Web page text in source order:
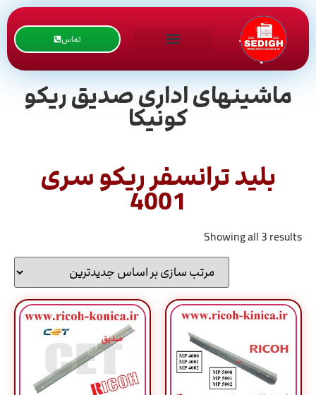
تماس
ماشینهای اداری صدیق ریکو
کونیکا
بلید ترانسفر ریکو سری
4001
Showing all 3 results